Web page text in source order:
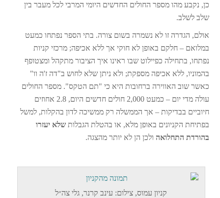
כן, נקבע מהו מספר החולים החדשים היומי המרבי לכל מעבר בין
שלב לשלב.
אולם, הגדרה זו לא נשמרה בשום צורה. בתי הספר נפתחו כמעט
במלואם – חלקם באופן לא חוקי אך ללא אכיפה; מרכזי קניות
נפתחו, בתחילה כפיילוט שבו ראינו איך הציבור מתקהל ומצטופף
בהמוניו, ללא אכיפה מספקת; ולא ניתן שלא לחוש ב"דה ז'ה וו"
כאשר שוב האווירה ברחובות היא כי "תם הטקס". מספר החולים
עולה מדי יום – כמעט 2,000 חולים חדשים היום, 2.8 אחוזים
חיוביים בבדיקות – אך הממשלה רק ממשיכה לדון בהקלות, למשל
בפתיחת הקניונים באופן מלא, או בהטלת הגבלותשלא יעזרו
בהורדת התחלואה ולכן הן לא יותר מהצגה.
קניון עמוס, צילום: עינב קרנר, גלי צה״ל